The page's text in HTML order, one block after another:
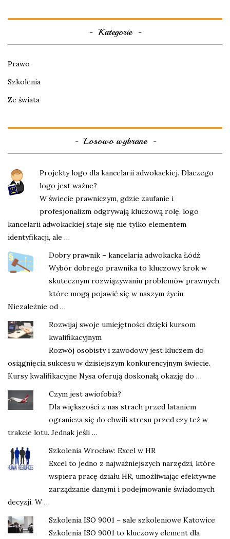
Kategorie
Prawo
Szkolenia
Ze świata
Losowo wybrane
Projekty logo dla kancelarii adwokackiej. Dlaczego
logo jest ważne?
W świecie prawniczym, gdzie zaufanie i
profesjonalizm odgrywają kluczową rolę, logo
kancelarii adwokackiej staje się nie tylko elementem
identyfikacji, ale …
Dobry prawnik – kancelaria adwokacka Łódź
Wybór dobrego prawnika to kluczowy krok w
skutecznym rozwiązywaniu problemów prawnych,
które mogą pojawić się w naszym życiu.
Niezależnie od …
Rozwijaj swoje umiejętności dzięki kursom
kwalifikacyjnym
Rozwój osobisty i zawodowy jest kluczem do
osiągnięcia sukcesu w dzisiejszym konkurencyjnym świecie.
Kursy kwalifikacyjne Nysa oferują doskonałą okazję do …
Czym jest awiofobia?
Dla większości z nas strach przed lataniem
ogranicza się do chwili stresu przed czy też w
trakcie lotu. Jednak jeśli …
Szkolenia Wrocław: Excel w HR
Excel to jedno z najważniejszych narzędzi, które
wspiera pracę działu HR, umożliwiając efektywne
zarządzanie danymi i podejmowanie świadomych
decyzji. W …
Szkolenia ISO 9001 – sale szkoleniowe Katowice
Szkolenia ISO 9001 to kluczowy element dla